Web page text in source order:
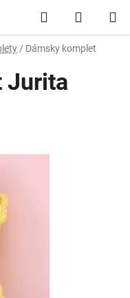
Hľadať
KOŠÍK
/ Dámsky komplet
Jurita